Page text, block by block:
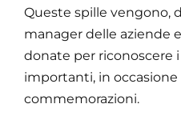
Queste spille vengono,
manager delle aziende
donate per riconoscere
importanti, in
commemorazioni.